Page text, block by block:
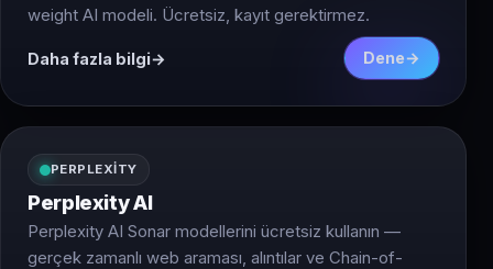
weight AI modeli. Ücretsiz, kayıt gerektirmez.
Daha fazla bilgi Dene
PERPLEXITY
Perplexity AI
Perplexity AI Sonar modellerini ücretsiz kullanın —
gerçek zamanlı web araması, alıntılar ve Chain-of-